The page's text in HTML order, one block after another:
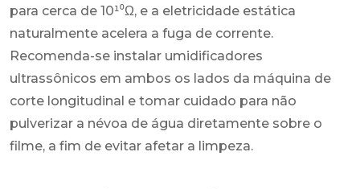
para cerca de 10¹⁰Ω, e a eletricidade estática
naturalmente acelera a fuga de corrente.
Recomenda-se instalar umidificadores
ultrassônicos em ambos os lados da máquina de
corte longitudinal e tomar cuidado para não
pulverizar a névoa de água diretamente sobre o
filme, a fim de evitar afetar a limpeza.